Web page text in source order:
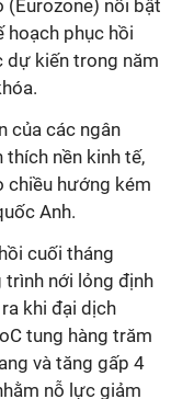
(Eurozone) nổi bật
hoạch phục hồi
dự kiến trong năm
của các ngân
nền kinh tế,
chiều hướng kém
Anh.
cuối tháng
nới lỏng định
khi đại dịch
tung hàng trăm
và tăng gấp 4
nỗ lực giảm